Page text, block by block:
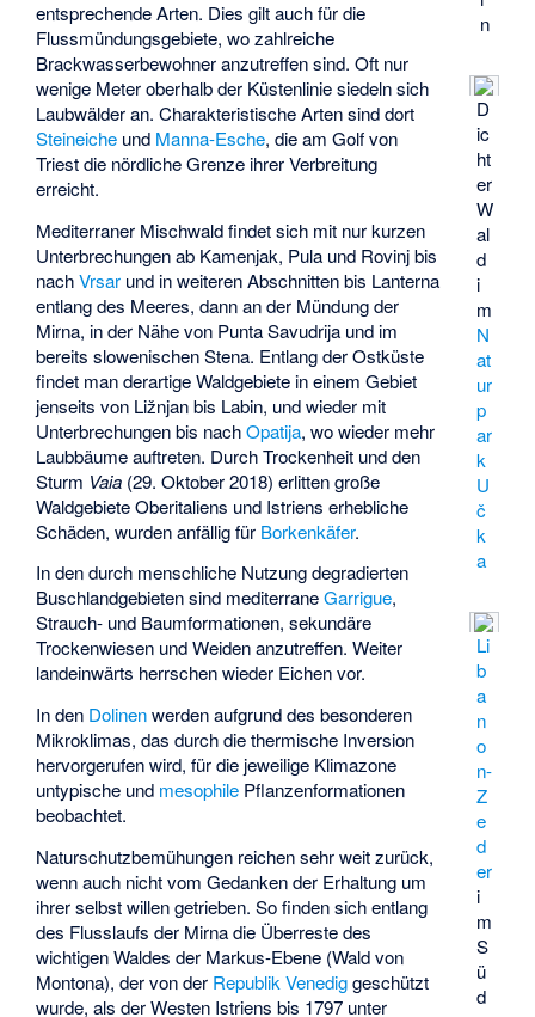
n
D
ic
ht
er
W
al
d
i
m
N
at
ur
p
ar
k
U
č
k
a
Li
b
a
n
o
n-
Z
e
d
er
i
m
S
ü
d
entsprechende Arten. Dies gilt auch für die
Flussmündungsgebiete, wo zahlreiche
Brackwasserbewohner anzutreffen sind. Oft nur
wenige Meter oberhalb der Küstenlinie siedeln sich
Laubwälder an. Charakteristische Arten sind dort
Steineiche und Manna-Esche, die am Golf von
Triest die nördliche Grenze ihrer Verbreitung
erreicht.
Mediterraner Mischwald findet sich mit nur kurzen
Unterbrechungen ab Kamenjak, Pula und Rovinj bis
nachVrsar und in weiteren Abschnitten bis Lanterna
entlang des Meeres, dann an der Mündung der
Mirna, in der Nähe von Punta Savudrija und im
bereits slowenischen Stena. Entlang der Ostküste
findet man derartige Waldgebiete in einem Gebiet
jenseits von Ližnjan bis Labin, und wieder mit
Unterbrechungen bis nachOpatija, wo wieder mehr
Laubbäume auftreten. Durch Trockenheit und den
Sturm Vaia (29. Oktober 2018) erlitten große
Waldgebiete Oberitaliens und Istriens erhebliche
Schäden, wurden anfällig für Borkenkäfer.
In den durch menschliche Nutzung degradierten
Buschlandgebieten sind mediterraneGarrigue,
Strauch- und Baumformationen, sekundäre
Trockenwiesen und Weiden anzutreffen. Weiter
landeinwärts herrschen wieder Eichen vor.
In den Dolinenwerden aufgrund des besonderen
Mikroklimas, das durch die thermische Inversion
hervorgerufen wird, für die jeweilige Klimazone
untypische und mesophile Pflanzenformationen
beobachtet.
Naturschutzbemühungen reichen sehr weit zurück,
wenn auch nicht vom Gedanken der Erhaltung um
ihrer selbst willen getrieben. So finden sich entlang
des Flusslaufs der Mirna die Überreste des
wichtigen Waldes der Markus-Ebene (Wald von
Montona), der von der Republik Venediggeschützt
wurde, als der Westen Istriens bis 1797 unter